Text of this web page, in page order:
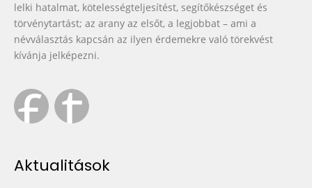
lelki hatalmat, kötelességteljesítést, segítőkészséget és
törvénytartást; az arany az elsőt, a legjobbat – ami a
névválasztás kapcsán az ilyen érdemekre való törekvést
kívánja jelképezni.
Aktualitások